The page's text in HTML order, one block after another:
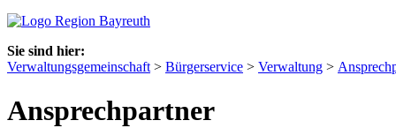
Sie sind hier:
Verwaltungsgemeinschaft > Bürgerservice > Verwaltung >
Ansprechpartner